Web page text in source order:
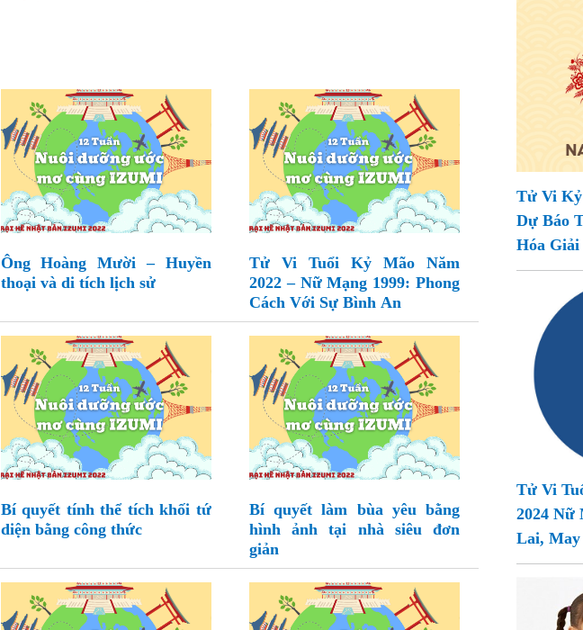
Ông Hoàng Mười – Huyền
thoại và di tích lịch sử
Tử Vi Tuổi Kỷ Mão Năm
2022 – Nữ Mạng 1999: Phong
Cách Với Sự Bình An
Bí quyết tính thể tích khối tứ
diện bằng công thức
Bí quyết làm bùa yêu bằng
hình ảnh tại nhà siêu đơn
giản
Tử Vi Kỷ
Dự Báo
Hóa
Tử Vi
2024 Nữ
Lai,